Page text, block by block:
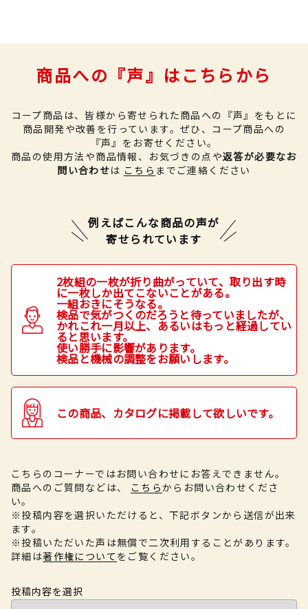
商品への『声』はこちらから
コープ商品は、皆様から寄せられた商品への『声』をもとに
商品開発や改善を行っています。 ぜひ、コープ商品への
『声』をお寄せください。
商品の使用方法や商品情報、お気づきの点や返答が必要なお
問い合わせは こちら までご連絡ください
例えばこんな商品の声が
寄せられています
2枚組の一枚が折り曲がっていて、取り出す時
に一枚しか出てこないことがある。
一組おきにそうなる。
検品で気がつくのだろうと待っていましたが、
かれこれ一月以上、あるいはもっと経過してい
ると思います。
使い勝手に影響があります。
検品と機械の調整をお願いします。
この商品、カタログに掲載して欲しいです。
こちらのコーナーではお問い合わせにお答えできません。
商品へのご質問などは、
こちらからお問い合わせくださ
い。
※投稿内容を選択いただけると、下記ボタンから送信が出来
ます。
※投稿いただいた声は無償で二次利用することがあります。
詳細は著作権について をご覧ください。
投稿内容を選択